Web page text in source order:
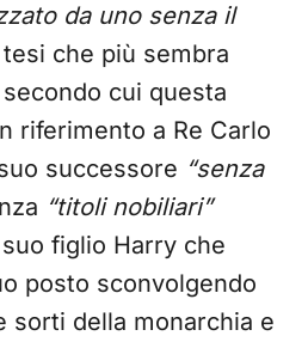
da uno senza il
che più sembra
cui questa
riferimento a Re Carlo
successore “senza
“titoli nobiliari”
figlio Harry che
posto sconvolgendo
sorti della monarchia e